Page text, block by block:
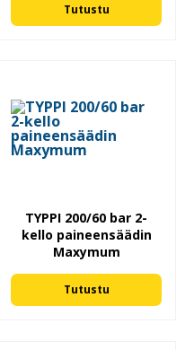
Tutustu
TYPPI 200/60 bar 2-
kello paineensäädin
Maxymum
Tutustu